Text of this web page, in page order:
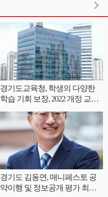
경기도교육청, 학생의 다양한
학습 기회 보장, 2022 개정 교육
경기도 김동연, 매니페스토 공
약이행 및 정보공개 평가 최우